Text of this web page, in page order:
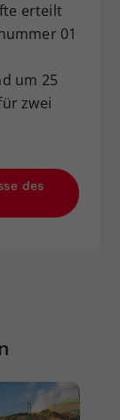
erteilt
01
um 25
zwei
des